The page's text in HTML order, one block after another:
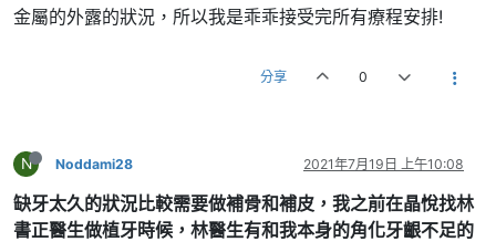
金屬的外露的狀況，所以我是乖乖接受完所有療程安排!
分享 0
N Noddami28 2021年7月19日 上午10:08
缺牙太久的狀況比較需要做補骨和補皮，我之前在晶悅找林
書正醫生做植牙時候，林醫生有和我本身的角化牙齦不足的